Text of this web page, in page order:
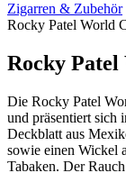
Zigarren & Zubehör
Rocky Patel World
Rocky
Die Rocky Patel
und präsentiert sich
Deckblatt aus
sowie einen Wickel
Tabaken. Der